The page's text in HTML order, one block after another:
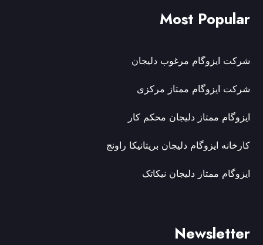
Most Popular
شرکت ایزوگام مرغوب دلیجان
شرکت ایزوگام ممتاز مرکزی
ایزوگام ممتاز دلیجان محکم کار
کارخانه ایزوگام دلیجان بریتانیکا راونج
ایزوگام ممتاز دلیجان نیکاتک
Newsletter